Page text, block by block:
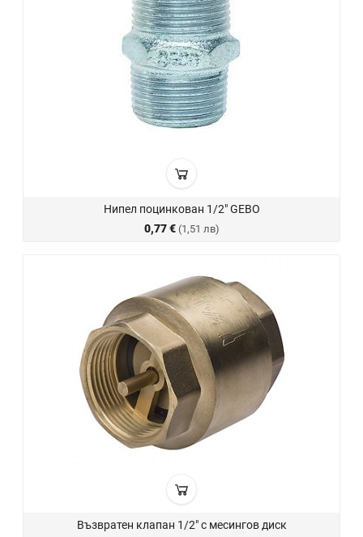
Нипел поцинкован 1/2" GEBO
0,77 € (1,51 лв)
Възвратен клапан 1/2" с месингов диск